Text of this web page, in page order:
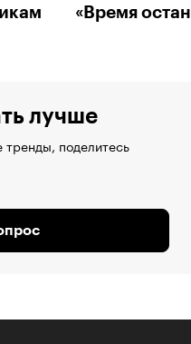
«Время
лучше
поделитесь